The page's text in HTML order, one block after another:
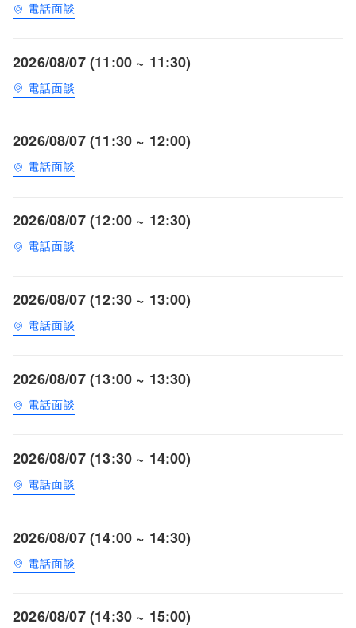
電話面談
2026/08/07 (11:00 ~ 11:30)
電話面談
2026/08/07 (11:30 ~ 12:00)
電話面談
2026/08/07 (12:00 ~ 12:30)
電話面談
2026/08/07 (12:30 ~ 13:00)
電話面談
2026/08/07 (13:00 ~ 13:30)
電話面談
2026/08/07 (13:30 ~ 14:00)
電話面談
2026/08/07 (14:00 ~ 14:30)
電話面談
2026/08/07 (14:30 ~ 15:00)